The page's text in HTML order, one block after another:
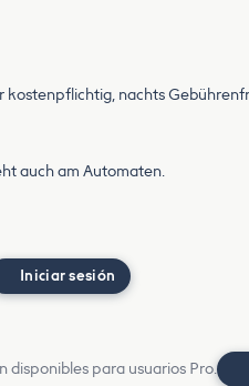
kostenpflichtig, nachts
auch am Automaten.
Iniciar sesión
disponibles para usuarios Pro.